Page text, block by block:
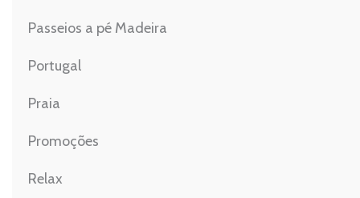
Passeios a pé Madeira
Portugal
Praia
Promoções
Relax